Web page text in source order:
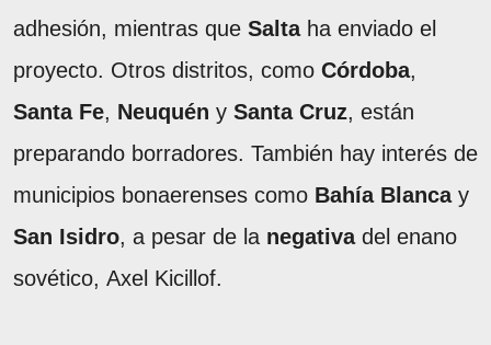
adhesión, mientras que Salta ha enviado el
proyecto. Otros distritos, como Córdoba,
Santa Fe, Neuquén y Santa Cruz, están
preparando borradores. También hay interés de
municipios bonaerenses como Bahía Blanca y
San Isidro, a pesar de la negativa del enano
sovético, Axel Kicillof.